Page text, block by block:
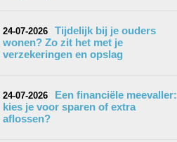
24-07-2026
Tijdelijk bij je ouders
wonen? Zo zit het met je
verzekeringen en opslag
24-07-2026
Een financiële meevaller:
kies je voor sparen of extra
aflossen?